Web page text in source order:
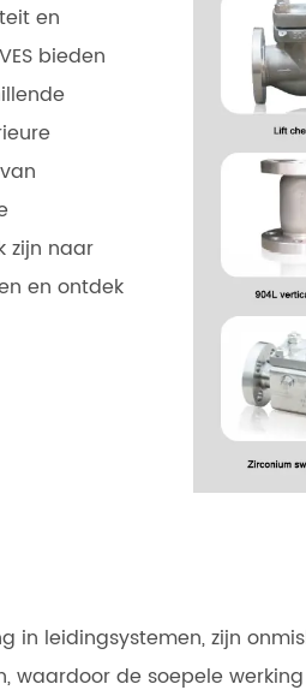
en
bieden
zijn naar
en ontdek
leidingsystemen, zijn
de soepele